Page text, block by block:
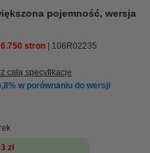
pojemność, wersja
stron 106R02235
całą specyfikacje
w porównaniu do wersji
zł